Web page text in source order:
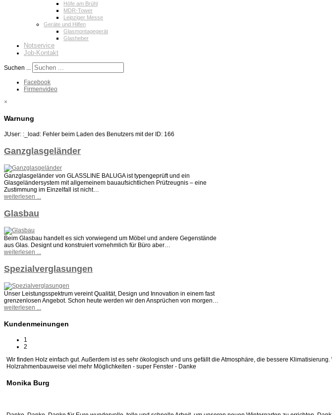
Höfe am Brühl
MDR-Tower
Leipziger Messe
Geräte und Hilfen
Glasmontagegerät
Glasheber
Notservice
Job-Kontakt
Suchen ...
Facebook
Firmenvideo
×
Warnung
JUser: :_load: Fehler beim Laden des Benutzers mit der ID: 166
Ganzglasgeländer
Ganzglasgeländer von GLASSLINE BALUGA ist typengeprüft und ein
Glasgeländersystem mit allgemeinem bauaufsichtlichen Prüfzeugnis – eine
Zustimmung im Einzelfall ist nicht…
weiterlesen ...
Glasbau
Beim Glasbau handelt es sich vorwiegend um Möbel und andere Gegenstände
aus Glas. Designt und konstruiert vornehmlich für Büro aber…
weiterlesen ...
Spezialverglasungen
Unser Leistungsspektrum vereint Qualität, Design und Innovation in einem fast
grenzenlosen Angebot. Schon heute werden wir den Ansprüchen von morgen…
weiterlesen ...
Kundenmeinungen
1
2
Wir finden Holz einfach gut. Außerdem ist es sehr ökologisch und uns gefällt die Atmosphäre, die bessere
Holzrahmenbauweise viel mehr Möglichkeiten - super Fenster - Danke
Monika Burg